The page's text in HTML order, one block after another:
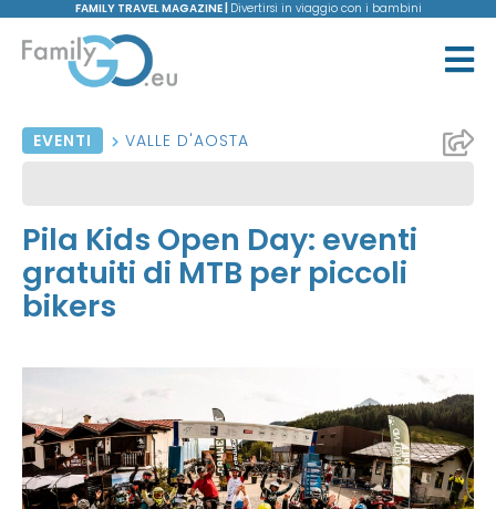
FAMILY TRAVEL MAGAZINE | Divertirsi in viaggio con i bambini
EVENTI VALLE D'AOSTA
Pila Kids Open Day: eventi
gratuiti di MTB per piccoli
bikers